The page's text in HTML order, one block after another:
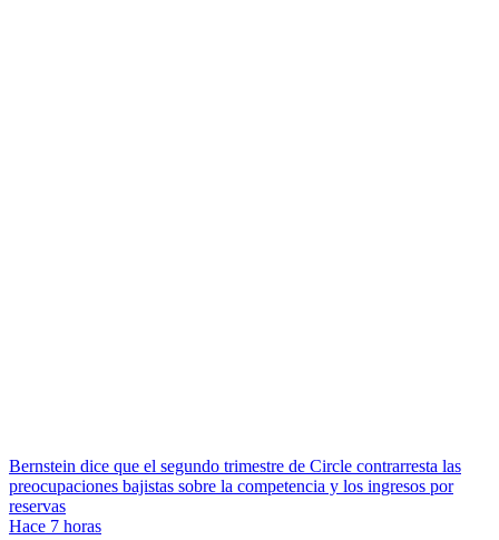
Bernstein dice que el segundo trimestre de Circle contrarresta las
preocupaciones bajistas sobre la competencia y los ingresos por
reservas
Hace 7 horas